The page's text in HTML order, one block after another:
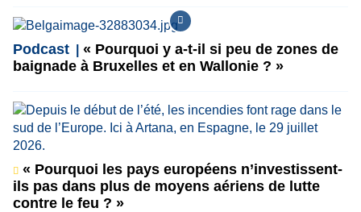
Podcast
« Pourquoi y a-t-il si peu de zones de
baignade à Bruxelles et en Wallonie ? »
« Pourquoi les pays européens n’investissent-
ils pas dans plus de moyens aériens de lutte
contre le feu ? »